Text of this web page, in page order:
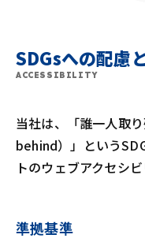
SDGsへの配慮
ACCESSIBILITY
当社は、「誰一人取
behind）」という
トのウェブアクセシ
準拠基準